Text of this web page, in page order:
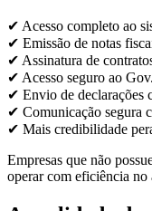
✔ Acesso completo ao
✔ Emissão de notas
✔ Assinatura de
✔ Acesso seguro ao
✔ Envio de declarações
✔ Comunicação segura
✔ Mais credibilidade
Empresas que não
operar com eficiência